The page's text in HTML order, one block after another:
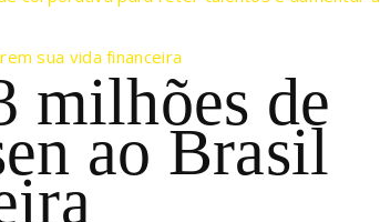
sua vida financeira
milhões de
ao Brasil